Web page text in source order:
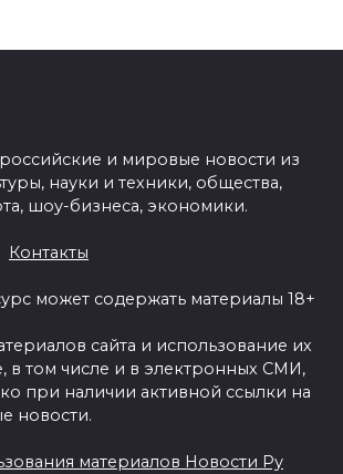
и мировые новости из
науки и техники, общества,
шоу-бизнеса, экономики.
Контакты
может содержать материалы 18+
сайта и использование их
в том числе и в электронных СМИ,
при наличии активной ссылки на
новости.
материалов Новости Ру